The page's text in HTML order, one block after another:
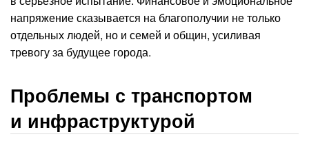
напряжение сказывается на благополучии не только
отдельных людей, но и семей и общин, усиливая
тревогу за будущее города.
Проблемы с транспортом
и инфраструктурой